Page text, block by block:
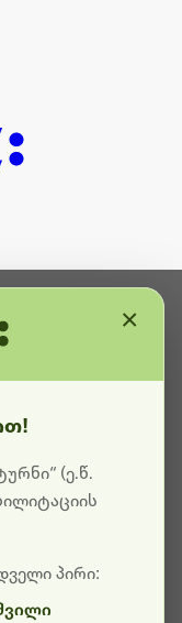
ამჟამად
და ტექნიკური
გმადლობთ
(ე.წ.
პირი:
×